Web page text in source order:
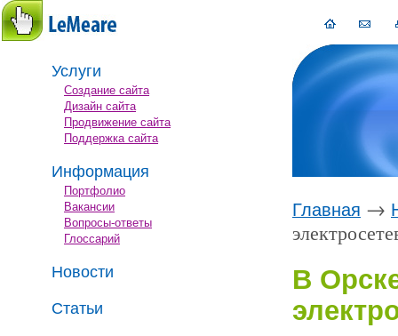
Услуги
Создание сайта
Дизайн сайта
Продвижение сайта
Поддержка сайта
Информация
Портфолио
Вакансии
Вопросы-ответы
Глоссарий
Новости
Статьи
Главная →
В